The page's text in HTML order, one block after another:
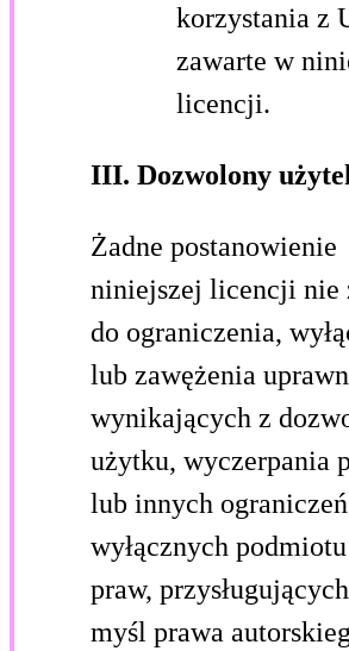
korzystania z
zawarte w
licencji.
III. Dozwolony
Żadne postanowienie
niniejszej licencji nie
do ograniczenia,
lub zawężenia
wynikających z
użytku, wyczerpania
lub innych
wyłącznych
praw,
myśl prawa